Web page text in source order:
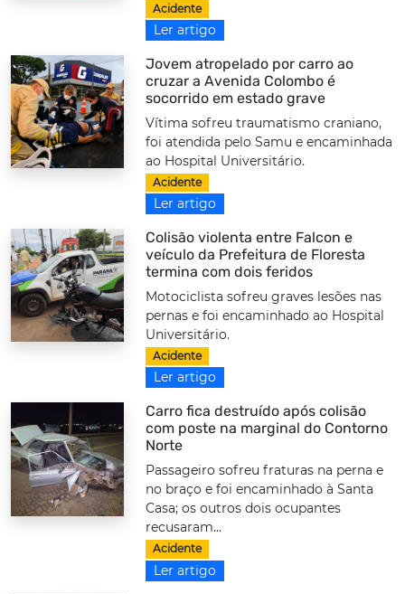
Acidente
Ler artigo
Jovem atropelado por carro ao
cruzar a Avenida Colombo é
socorrido em estado grave
Vítima sofreu traumatismo craniano,
foi atendida pelo Samu e encaminhada
ao Hospital Universitário.
Acidente
Ler artigo
Colisão violenta entre Falcon e
veículo da Prefeitura de Floresta
termina com dois feridos
Motociclista sofreu graves lesões nas
pernas e foi encaminhado ao Hospital
Universitário.
Acidente
Ler artigo
Carro fica destruído após colisão
com poste na marginal do Contorno
Norte
Passageiro sofreu fraturas na perna e
no braço e foi encaminhado à Santa
Casa; os outros dois ocupantes
recusaram...
Acidente
Ler artigo